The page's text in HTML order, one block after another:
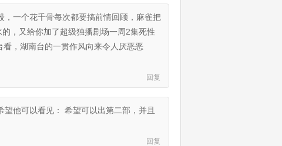
一个花千骨每次都要搞前情回顾，麻雀把
，又给你加了超级独播剧场一周2集死性
，湖南台的一贯作风向来令人厌恶恶
回复
他可以看见： 希望可以出第二部，并且
回复